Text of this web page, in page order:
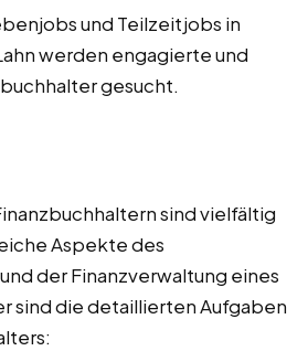
und Teilzeitjobs in
werden engagierte und
gesucht.
sind vielfältig
Aspekte des
der Finanzverwaltung eines
sind die detaillierten Aufgaben